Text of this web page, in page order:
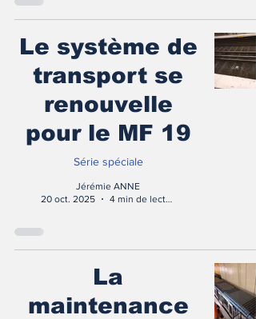
Le système de
transport se
renouvelle
pour le MF 19
Série spéciale
Jérémie ANNE
20 oct. 2025
4 min de lecture
La
maintenance